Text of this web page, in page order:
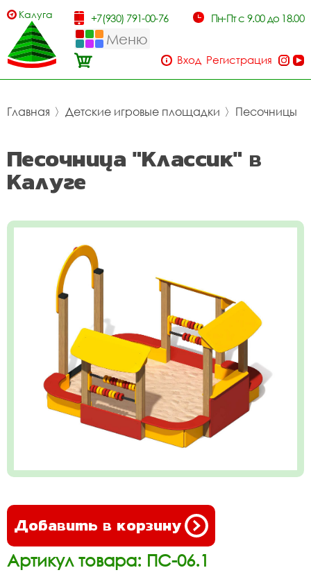
Калуга +7(930) 791-00-76 Пн-Пт с 9.00 до 18.00
Меню
Вход Регистрация
Главная 〉 Детские игровые площадки 〉 Песочницы
Песочница "Классик" в
Калуге
Добавить в корзину
Артикул товара: ПС-06.1